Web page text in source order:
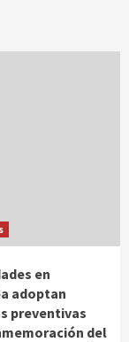
en
adoptan
preventivas
del